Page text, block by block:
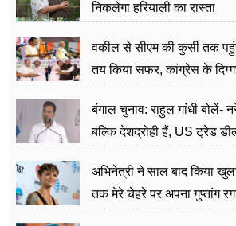
निकलेगा हरियाली का रास्ता
वकील से सीएम की कुर्सी तक
तय किया सफर, कांग्रेस के
बंगाल चुनाव: राहुल गांधी बोलें-
बल्कि देशद्रोही हैं, US ट्रेड
अभिनेत्री ने साल बाद किया
तक मेरे चेहरे पर अपना गुप्तांग